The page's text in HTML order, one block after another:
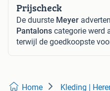
Prijscheck
De duurste Meyer
Pantalons categorie werd
terwijl de goedkoopste
Home Kleding |